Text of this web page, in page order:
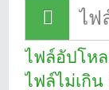
ไฟล์อัปโห
ไฟล์ไม่เกิน